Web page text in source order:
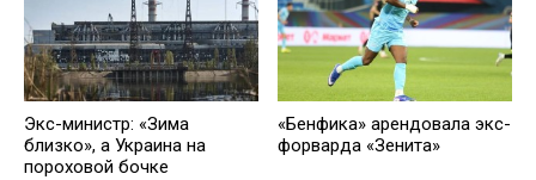
Экс-министр: «Зима
близко», а Украина на
пороховой бочке
«Бенфика» арендовала экс-
форварда «Зенита»